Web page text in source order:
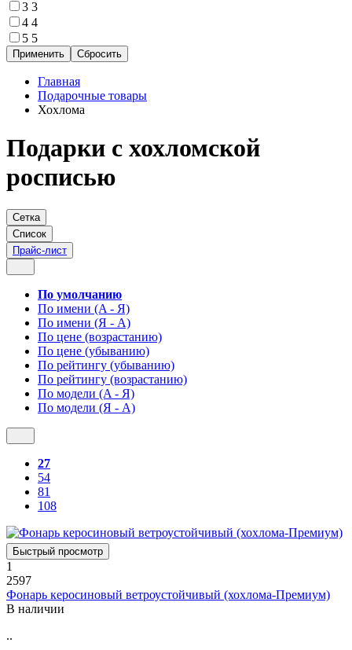
3 3
4 4
5 5
Главная
Подарочные товары
Хохлома
Подарки с хохломской
росписью
Сетка
Список
Прайс-лист
По умолчанию
По имени (A - Я)
По имени (Я - A)
По цене (возрастанию)
По цене (убыванию)
По рейтингу (убыванию)
По рейтингу (возрастанию)
По модели (A - Я)
По модели (Я - A)
27
54
81
108
Быстрый просмотр
1
2597
Фонарь керосиновый ветроустойчивый (хохлома-Премиум)
В наличии
..